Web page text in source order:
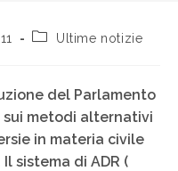
Ultime notizie
del Parlamento
sui metodi alternativi
in materia civile
sistema di ADR (